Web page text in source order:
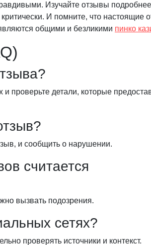
Изучайте отзывы
И помните, что настоящие
общими и безликими пинко
проверьте детали, которые
и сообщить о нарушении.
считается
вызвать подозрения.
сетях?
проверять источники и контекст.